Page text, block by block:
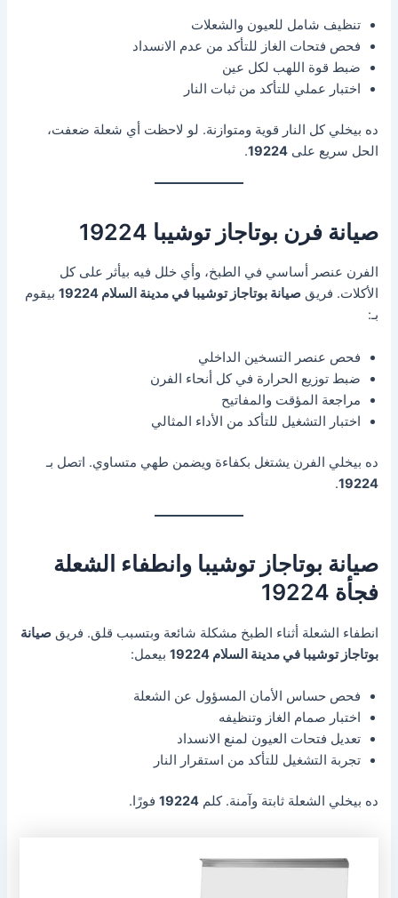
تنظيف شامل للعيون والشعلات
فحص فتحات الغاز للتأكد من عدم الانسداد
ضبط قوة اللهب لكل عين
اختبار عملي للتأكد من ثبات النار
ده بيخلي كل النار قوية ومتوازنة. لو لاحظت أي شعلة ضعفت،
الحل سريع على19224
.
صيانة فرن بوتاجاز توشيبا 19224
الفرن عنصر أساسي في الطبخ، وأي خلل فيه بيأثر على كل
الأكلات. فريقصيانة بوتاجاز توشيبا في مدينة السلام 19224
بيقوم
بـ:
فحص عنصر التسخين الداخلي
ضبط توزيع الحرارة في كل أنحاء الفرن
مراجعة المؤقت والمفاتيح
اختبار التشغيل للتأكد من الأداء المثالي
ده بيخلي الفرن يشتغل بكفاءة ويضمن طهي متساوي. اتصل بـ
19224
.
صيانة بوتاجاز توشيبا وانطفاء الشعلة
فجأة 19224
انطفاء الشعلة أثناء الطبخ مشكلة شائعة وبتسبب قلق. فريقصيانة
بوتاجاز توشيبا في مدينة السلام 19224
بيعمل:
فحص حساس الأمان المسؤول عن الشعلة
اختبار صمام الغاز وتنظيفه
تعديل فتحات العيون لمنع الانسداد
تجربة التشغيل للتأكد من استقرار النار
ده بيخلي الشعلة ثابتة وآمنة. كلم19224 فورًا.